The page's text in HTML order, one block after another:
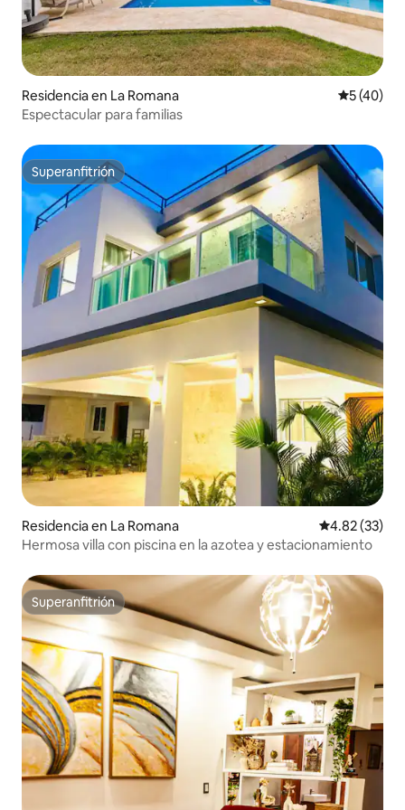
Residencia en La Romana
5 (40)
Espectacular para familias
Superanfitrión
Superanfitrión
Residencia en La Romana Calificación
4.82 (33)
Hermosa villa con piscina en la azotea y estacionamiento
Superanfitrión
Superanfitrión